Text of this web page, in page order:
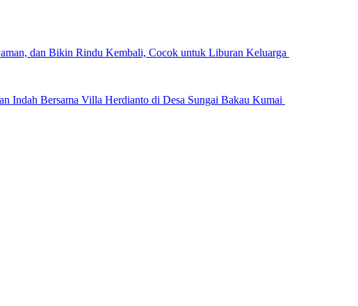
dan Bikin Rindu Kembali, Cocok untuk Liburan Keluarga
Indah Bersama Villa Herdianto di Desa Sungai Bakau Kumai